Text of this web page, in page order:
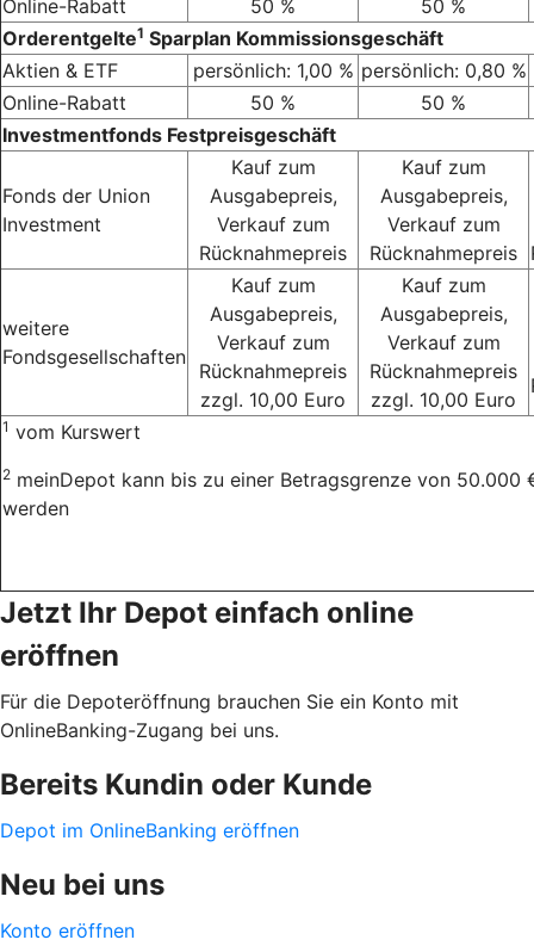
Online-Rabatt 50 %
50 %
Orderentgelte1 Sparplan Kommissionsgeschäft
Aktien & ETF
persönlich: 1,00 % persönlich: 0,80 %
Online-Rabatt
50 %
50 %
Investmentfonds Festpreisgeschäft
Fonds der Union
Investment
Kauf zum
Ausgabepreis,
Verkauf zum
Rücknahmepreis
Kauf zum
Ausgabepreis,
Verkauf zum
Rücknahmepreis
weitere
Fondsgesellschaften
Kauf zum
Ausgabepreis,
Verkauf zum
Rücknahmepreis
zzgl. 10,00 Euro
Kauf zum
Ausgabepreis,
Verkauf zum
Rücknahmepreis
zzgl. 10,00 Euro
1 vom Kurswert
2 meinDepot kann bis zu einer Betragsgrenze von 50.000
werden
Jetzt Ihr Depot einfach online
eröffnen
Für die Depoteröffnung brauchen Sie ein Konto mit
OnlineBanking-Zugang bei uns.
Bereits Kundin oder Kunde
Depot im OnlineBanking eröffnen
Neu bei uns
Konto eröffnen